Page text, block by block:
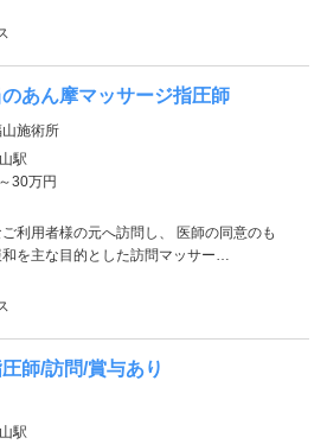
あん摩マッサージ指圧師
施術所
駅
30万円
ご利用者様の元へ訪問し、 医師の同意のも
を主な目的とした訪問マッサー…
師/訪問/賞与あり
駅